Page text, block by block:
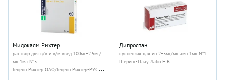
Мидокалм Рихтер
раствор для в/в и в/м введ 100мг+2.5мг/
мл 1мл №5
Гедеон Рихтер ОАО/Гедеон Рихтер-РУС
Дипроспан
суспензия для ин 2+5мг/мл амп 1мл №1
Шеринг-Плау Лабо Н.В.